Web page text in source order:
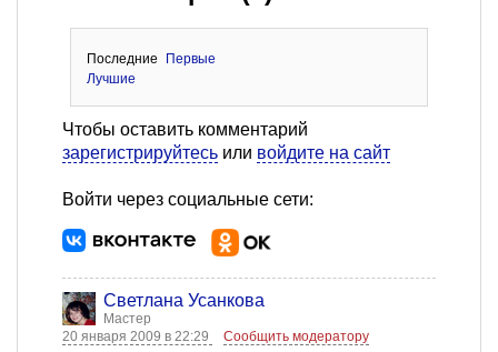
Последние
Первые
Лучшие
Чтобы оставить комментарий
зарегистрируйтесь или войдите на сайт
Войти через социальные сети:
Светлана Усанкова
Мастер
20 января 2009 в 22:29
Сообщить модератору